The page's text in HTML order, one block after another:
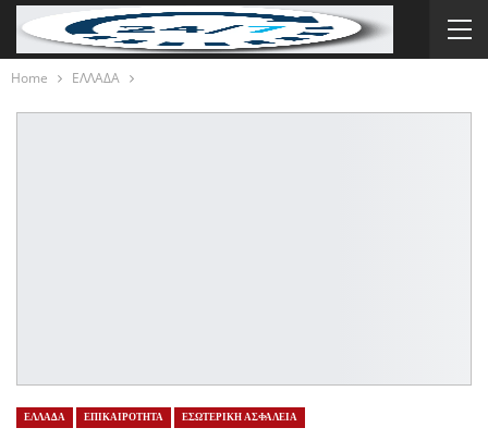
Home ΕΛΛΑΔΑ
ΕΛΛΑΔΑ ΕΠΙΚΑΙΡΟΤΗΤΑ ΕΣΩΤΕΡΙΚΗ ΑΣΦΑΛΕΙΑ